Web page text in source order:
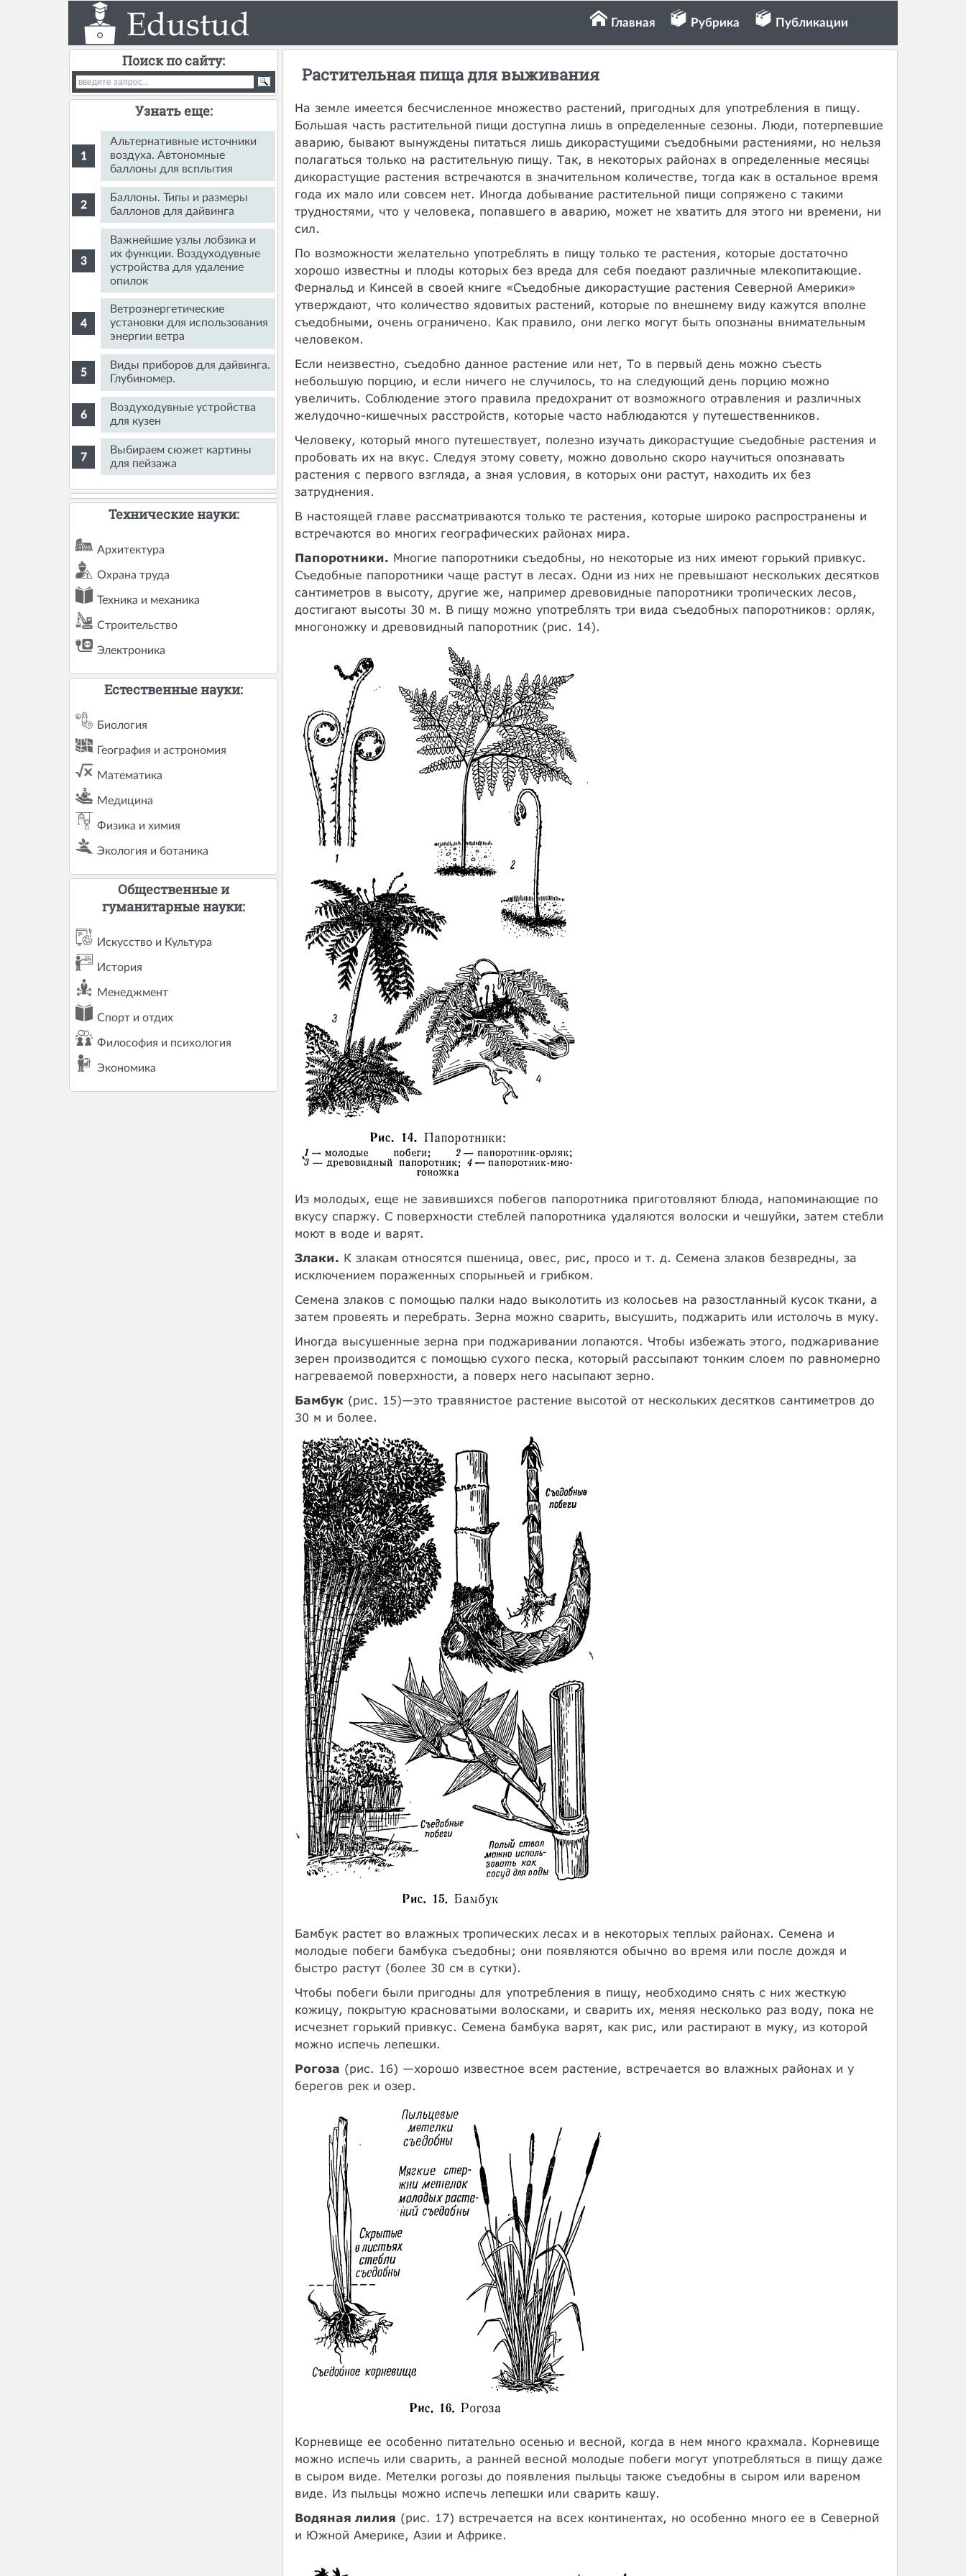
Главная Рубрика Публикации
Растительная пища для выживания
На земле имеется бесчисленное множество растений, пригодных для употребления в пищу.
Большая часть растительной пищи доступна лишь в определенные сезоны. Люди, потерпевшие
аварию, бывают вынуждены питаться лишь дикорастущими съедобными растениями, но нельзя
полагаться только на растительную пищу. Так, в некоторых районах в определенные месяцы
дикорастущие растения встречаются в значительном количестве, тогда как в остальное время
года их мало или совсем нет. Иногда добывание растительной пищи сопряжено с такими
трудностями, что у человека, попавшего в аварию, может не хватить для этого ни времени, ни
сил.
По возможности желательно употреблять в пищу только те растения, которые достаточно
хорошо известны и плоды которых без вреда для себя поедают различные млекопитающие.
Фернальд и Кинсей в своей книге «Съедобные дикорастущие растения Северной Америки»
утверждают, что количество ядовитых растений, которые по внешнему виду кажутся вполне
съедобными, очень ограничено. Как правило, они легко могут быть опознаны внимательным
человеком.
Если неизвестно, съедобно данное растение или нет, То в первый день можно съесть
небольшую порцию, и если ничего не случилось, то на следующий день порцию можно
увеличить. Соблюдение этого правила предохранит от возможного отравления и различных
желудочно-кишечных расстройств, которые часто наблюдаются у путешественников.
Человеку, который много путешествует, полезно изучать дикорастущие съедобные растения и
пробовать их на вкус. Следуя этому совету, можно довольно скоро научиться опознавать
растения с первого взгляда, а зная условия, в которых они растут, находить их без
затруднения.
В настоящей главе рассматриваются только те растения, которые широко распространены и
встречаются во многих географических районах мира.
Папоротники. Многие папоротники съедобны, но некоторые из них имеют горький привкус.
Съедобные папоротники чаще растут в лесах. Одни из них не превышают нескольких десятков
сантиметров в высоту, другие же, например древовидные папоротники тропических лесов,
достигают высоты 30 м. В пищу можно употреблять три вида съедобных папоротников: орляк,
многоножку и древовидный папоротник (рис. 14).
Из молодых, еще не завившихся побегов папоротника приготовляют блюда, напоминающие по
вкусу спаржу. С поверхности стеблей папоротника удаляются волоски и чешуйки, затем стебли
моют в воде и варят.
Злаки. К злакам относятся пшеница, овес, рис, просо и т. д. Семена злаков безвредны, за
исключением пораженных спорыньей и грибком.
Семена злаков с помощью палки надо выколотить из колосьев на разостланный кусок ткани, а
затем провеять и перебрать. Зерна можно сварить, высушить, поджарить или истолочь в муку.
Иногда высушенные зерна при поджаривании лопаются. Чтобы избежать этого, поджаривание
зерен производится с помощью сухого песка, который рассыпают тонким слоем по равномерно
нагреваемой поверхности, а поверх него насыпают зерно.
Бамбук(рис. 15)—это травянистое растение высотой от нескольких десятков сантиметров до
30 м и более.
Бамбук растет во влажных тропических лесах и в некоторых теплых районах. Семена и
молодые побеги бамбука съедобны; они появляются обычно во время или после дождя и
быстро растут (более 30 см в сутки).
Чтобы побеги были пригодны для употребления в пищу, необходимо снять с них жесткую
кожицу, покрытую красноватыми волосками, и сварить их, меняя несколько раз воду, пока не
исчезнет горький привкус. Семена бамбука варят, как рис, или растирают в муку, из которой
можно испечь лепешки.
Рогоза (рис. 16) —хорошо известное всем растение, встречается во влажных районах и у
берегов рек и озер.
Корневище ее особенно питательно осенью и весной, когда в нем много крахмала. Корневище
можно испечь или сварить, а ранней весной молодые побеги могут употребляться в пищу даже
в сыром виде. Метелки рогозы до появления пыльцы также съедобны в сыром или вареном
виде. Из пыльцы можно испечь лепешки или сварить кашу.
Водяная лилия (рис. 17) встречается на всех континентах, но особенно много ее в Северной
и Южной Америке, Азии и Африке.
Поиск по сайту:
Узнать еще:
Альтернативные источники
воздуха. Автономные
баллоны для всплытия
Баллоны. Типы и размеры
баллонов для дайвинга
Важнейшие узлы лобзика и
их функции. Воздуходувные
устройства для удаление
опилок
Ветроэнергетические
установки для использования
энергии ветра
Виды приборов для дайвинга.
Глубиномер.
Воздуходувные устройства
для кузен
Выбираем сюжет картины
для пейзажа
Технические науки:
Архитектура
Охрана труда
Техника и механика
Строительство
Электроника
Естественные науки:
Биология
География и астрономия
Математика
Медицина
Физика и химия
Экология и ботаника
Общественные и
гуманитарные науки:
Искусство и Культура
История
Менеджмент
Спорт и отдих
Философия и психология
Экономика